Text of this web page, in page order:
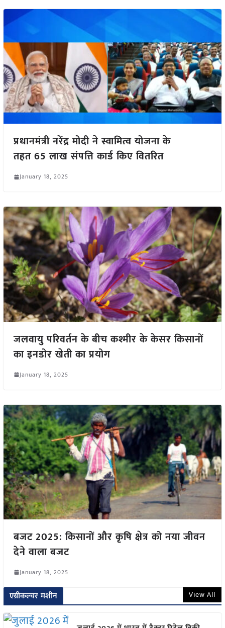
प्रधानमंत्री नरेंद्र मोदी ने स्वामित्व योजना के
तहत 65 लाख संपत्ति कार्ड किए वितरित
January 18, 2025
जलवायु परिवर्तन के बीच कश्मीर के केसर किसानों
का इनडोर खेती का प्रयोग
January 18, 2025
बजट 2025: किसानों और कृषि क्षेत्र को नया जीवन
देने वाला बजट
January 18, 2025
एग्रीकल्चर मशीन View All